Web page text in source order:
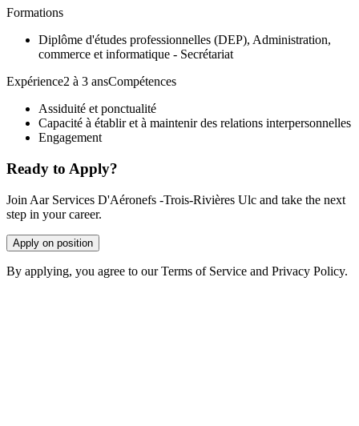
Formations
Diplôme d'études professionnelles (DEP), Administration,
commerce et informatique - Secrétariat
Expérience2 à 3 ansCompétences
Assiduité et ponctualité
Capacité à établir et à maintenir des relations interpersonnelles
Engagement
Ready to Apply?
Join Aar Services D'Aéronefs -Trois-Rivières Ulc and take the next
step in your career.
Apply on position
By applying, you agree to our Terms of Service and Privacy Policy.